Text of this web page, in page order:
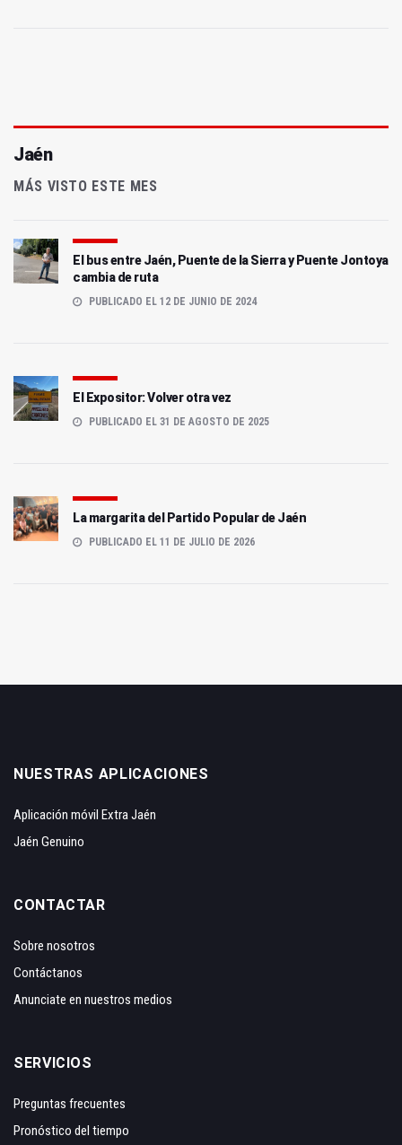
Jaén
MÁS VISTO ESTE MES
El bus entre Jaén, Puente de la Sierra y Puente Jontoya
cambia de ruta
PUBLICADO EL 12 DE JUNIO DE 2024
El Expositor: Volver otra vez
PUBLICADO EL 31 DE AGOSTO DE 2025
La margarita del Partido Popular de Jaén
PUBLICADO EL 11 DE JULIO DE 2026
NUESTRAS APLICACIONES
Aplicación móvil Extra Jaén
Jaén Genuino
CONTACTAR
Sobre nosotros
Contáctanos
Anunciate en nuestros medios
SERVICIOS
Preguntas frecuentes
Pronóstico del tiempo